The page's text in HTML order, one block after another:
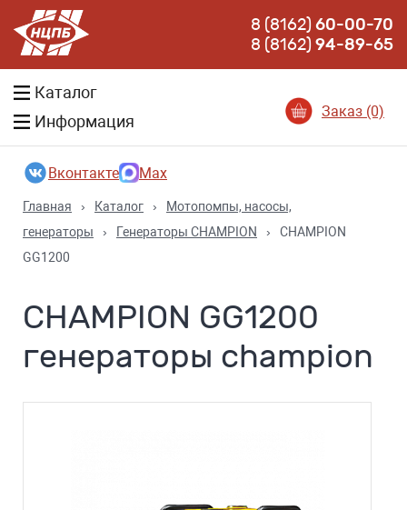
8 (8162)60-00-70
8 (8162)94-89-65
Каталог
Информация
Заказ (0)
Вконтакте Max
Главная › Каталог ›
Мотопомпы, насосы,
генераторы
› Генераторы CHAMPION ›
CHAMPION
GG1200
CHAMPION GG1200
генераторы champion